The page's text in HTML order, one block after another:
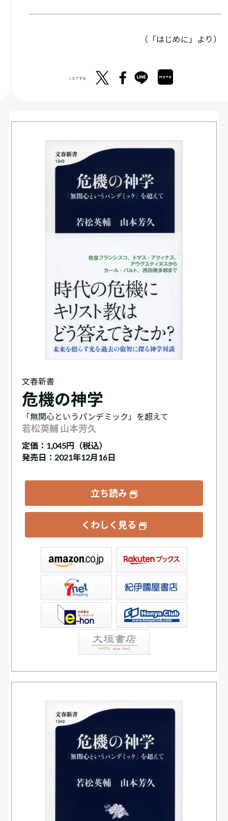
（「はじめに」より）
シェアする
文春新書
危機の神学
「無関心というパンデミック」を超えて
若松英輔 山本芳久
定価： 1,045円（税込）
発売日：2021年12月16日
立ち読み
くわしく見る
書店ウェブストア